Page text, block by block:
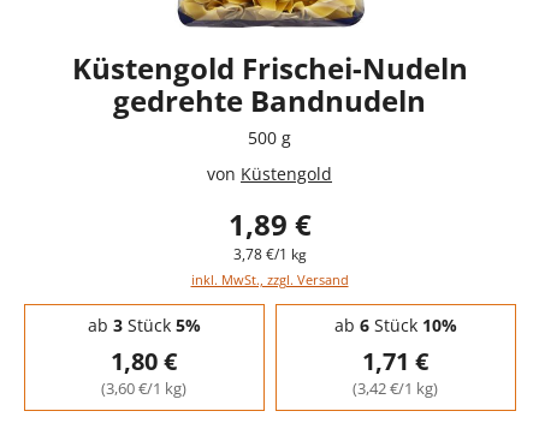
Küstengold Frischei-Nudeln
gedrehte Bandnudeln
500 g
von Küstengold
1,89 €
3,78 €/1 kg
inkl. MwSt., zzgl. Versand
Staffelpreise - Mengenrabatt
ab 3Stück 5%
1,80 €
(3,60 €/1 kg)
ab 6Stück 10%
1,71 €
(3,42 €/1 kg)